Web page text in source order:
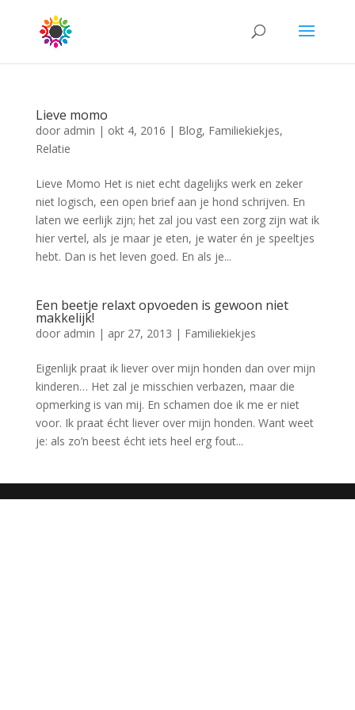
Lieve momo
door admin | okt 4, 2016 | Blog, Familiekiekjes,
Relatie
Lieve Momo Het is niet echt dagelijks werk en zeker
niet logisch, een open brief aan je hond schrijven. En
laten we eerlijk zijn; het zal jou vast een zorg zijn wat ik
hier vertel, als je maar je eten, je water én je speeltjes
hebt. Dan is het leven goed. En als je...
Een beetje relaxt opvoeden is gewoon niet
makkelijk!
door admin | apr 27, 2013 | Familiekiekjes
Eigenlijk praat ik liever over mijn honden dan over mijn
kinderen… Het zal je misschien verbazen, maar die
opmerking is van mij. En schamen doe ik me er niet
voor. Ik praat écht liever over mijn honden. Want weet
je: als zo’n beest écht iets heel erg fout...